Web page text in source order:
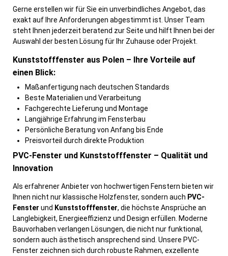
Gerne erstellen wir für Sie ein unverbindliches Angebot, das
exakt auf Ihre Anforderungen abgestimmt ist. Unser Team
steht Ihnen jederzeit beratend zur Seite und hilft Ihnen bei der
Auswahl der besten Lösung für Ihr Zuhause oder Projekt.
Kunststofffenster aus Polen – Ihre Vorteile auf
einen Blick:
Maßanfertigung nach deutschen Standards
Beste Materialien und Verarbeitung
Fachgerechte Lieferung und Montage
Langjährige Erfahrung im Fensterbau
Persönliche Beratung von Anfang bis Ende
Preisvorteil durch direkte Produktion
PVC-Fenster und Kunststofffenster – Qualität und
Innovation
Als erfahrener Anbieter von hochwertigen Fenstern bieten wir
Ihnen nicht nur klassische Holzfenster, sondern auch PVC-
Fenster und Kunststofffenster, die höchste Ansprüche an
Langlebigkeit, Energieeffizienz und Design erfüllen. Moderne
Bauvorhaben verlangen Lösungen, die nicht nur funktional,
sondern auch ästhetisch ansprechend sind. Unsere PVC-
Fenster zeichnen sich durch robuste Rahmen, exzellente